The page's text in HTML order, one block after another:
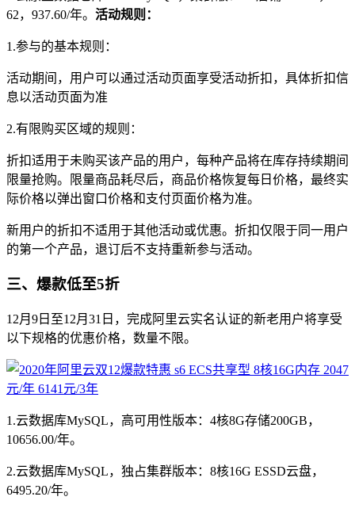
62，937.60/年。 活动规则：
1.参与的基本规则：
活动期间，用户可以通过活动页面享受活动折扣，具体折扣信
息以活动页面为准
2.有限购买区域的规则：
折扣适用于未购买该产品的用户，每种产品将在库存持续期间
限量抢购。限量商品耗尽后，商品价格恢复每日价格，最终实
际价格以弹出窗口价格和支付页面价格为准。
新用户的折扣不适用于其他活动或优惠。折扣仅限于同一用户
的第一个产品，退订后不支持重新参与活动。
三、爆款低至5折
12月9日至12月31日，完成阿里云实名认证的新老用户将享受
以下规格的优惠价格，数量不限。
1.云数据库MySQL，高可用性版本：4核8G存储200GB，
10656.00/年。
2.云数据库MySQL，独占集群版本：8核16G ESSD云盘，
6495.20/年。